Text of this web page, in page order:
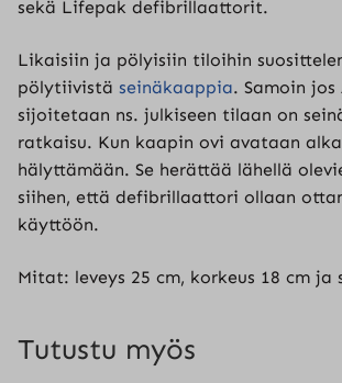
sekä Lifepak defibrillaattorit.
Likaisiin ja pölyisiin tiloihin
pölytiivistä seinäkaappia. Samoin
sijoitetaan ns. julkiseen tilaan on
ratkaisu. Kun kaapin ovi avataan
hälyttämään. Se herättää lähellä
siihen, että defibrillaattori ollaan
käyttöön.
Mitat: leveys 25 cm, korkeus 18 cm ja
Tutustu myös